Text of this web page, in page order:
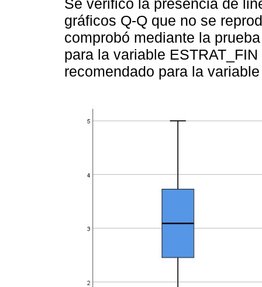
Se verificó la presencia de
gráficos Q-Q que no se
comprobó mediante la
para la variable
recomendado para la